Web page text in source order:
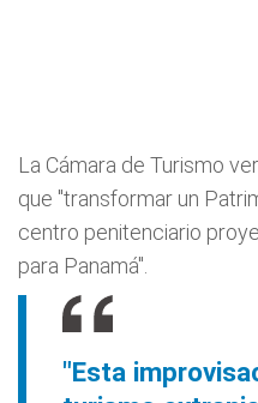
La Cámara de Turismo
que "transformar un
centro penitenciario
para Panamá".
"Esta